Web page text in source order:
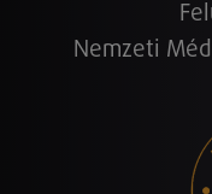
Nemzeti